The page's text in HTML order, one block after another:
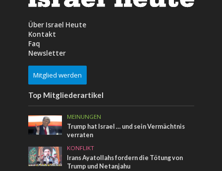
Über Israel Heute
Kontakt
Faq
Newsletter
Mitglied werden
Top Mitgliederartikel
MEINUNGEN
Trump hat Israel … und sein Vermächtnis
verraten
KONFLIKT
Irans Ayatollahs fordern die Tötung von
Trump und Netanjahu